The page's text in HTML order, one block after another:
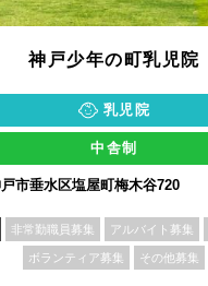
神戸少年の町乳児院
乳児院
中舎制
市垂水区塩屋町梅木谷720
非常勤職員募集 アルバイト募集
ボランティア募集 その他募集